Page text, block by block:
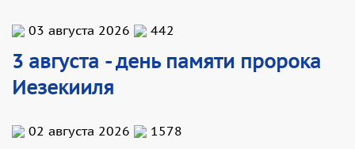
03 августа 2026 442
3 августа - день памяти пророка
Иезекииля
02 августа 2026 1578